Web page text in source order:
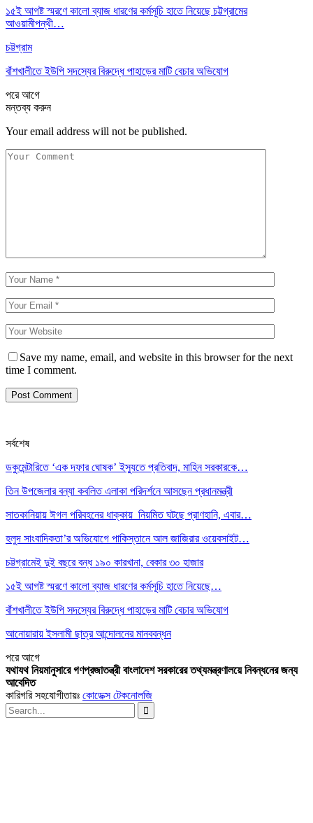
১৫ই আগষ্ট স্মরণে কালো ব্যাজ ধারণের কর্মসূচি হাতে নিয়েছে চট্টগ্রামের
আওয়ামীপন্থী…
চট্টগ্রাম
বাঁশখালীতে ইউপি সদস্যের বিরুদ্ধে পাহাড়ের মাটি বেচার অভিযোগ
পরেআগে
মন্তব্য করুন
Your email address will not be published.
Save my name, email, and website in this browser for the next
time I comment.
সর্বশেষ
ডকুমেন্টারিতে ‘এক দফার ঘোষক’ ইস্যুতে প্রতিবাদ, মাহিন সরকারকে…
তিন উপজেলার বন্যা কবলিত এলাকা পরিদর্শনে আসছেন প্রধানমন্ত্রী
সাতকানিয়ায় ঈগল পরিবহনের ধাক্কায় নিয়মিত ঘটছে প্রাণহানি, এবার…
হলুদ সাংবাদিকতা’র অভিযোগে পাকিস্তানে আল জাজিরার ওয়েবসাইট…
চট্টগ্রামেই দুই বছরে বন্ধ ১৯০ কারখানা, বেকার ৩০ হাজার
১৫ই আগষ্ট স্মরণে কালো ব্যাজ ধারণের কর্মসূচি হাতে নিয়েছে…
বাঁশখালীতে ইউপি সদস্যের বিরুদ্ধে পাহাড়ের মাটি বেচার অভিযোগ
আনোয়ারায় ইসলামী ছাত্র আন্দোলনের মানববন্ধন
পরেআগে
যথাযথ নিয়মানুসারে গণপ্রজাতন্ত্রী বাংলাদেশ সরকারের তথ্যমন্ত্রণালয়ে নিবন্ধনের জন্য
আবেদিত
কারিগরি সহযোগীতায়ঃ কোডেক্স টেকনোলজি